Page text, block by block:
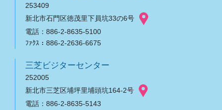
253409
新北市石門区徳茂里下員坑33の6号
電話：886-2-8635-5100
ﾌｧｸｽ：886-2-2636-6675
三芝ビジターセンター
252005
新北市三芝区埔坪里埔頭坑164-2号
電話：886-2-8635-5143